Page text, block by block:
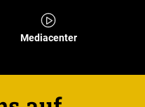
Mediacenter